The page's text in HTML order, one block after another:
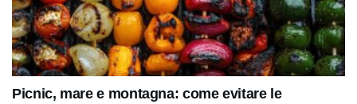
Picnic, mare e montagna: come evitare le